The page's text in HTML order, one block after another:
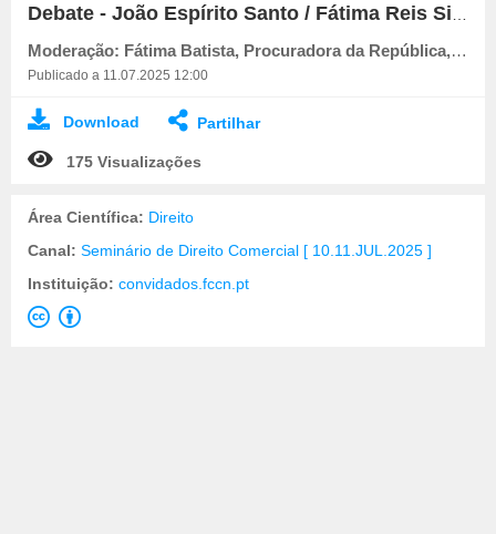
Debate - João Espírito Santo / Fátima Reis Silva
Moderação: Fátima Batista, Procuradora da República, Docente do Centro de Estudos Judiciários.
Publicado a 11.07.2025 12:00
Download Partilhar
175 Visualizações
Área Científica: Direito
Canal: Seminário de Direito Comercial [ 10.11.JUL.2025 ]
Instituição: convidados.fccn.pt